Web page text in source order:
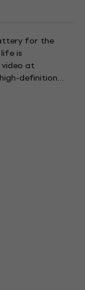
for the
is
at
definition
battery for your